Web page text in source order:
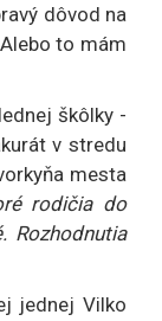
dôvod na
to mám
škôlky -
v stredu
mesta
rodičia do
Rozhodnutia
jednej Vilko